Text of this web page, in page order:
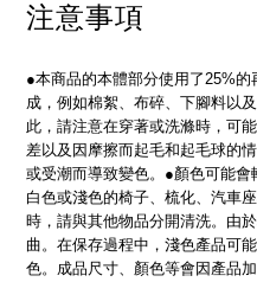
注意事項
●本商品的本體部分使用了25%
成，例如棉絮、布碎、下腳料以
此，請注意在穿著或洗滌時，可
差以及因摩擦而起毛和起毛球的
或受潮而導致變色。●顏色可能
白色或淺色的椅子、梳化、汽車
時，請與其他物品分開清洗。由
曲。在保存過程中，淺色產品可
色。成品尺寸、顏色等會因產品加